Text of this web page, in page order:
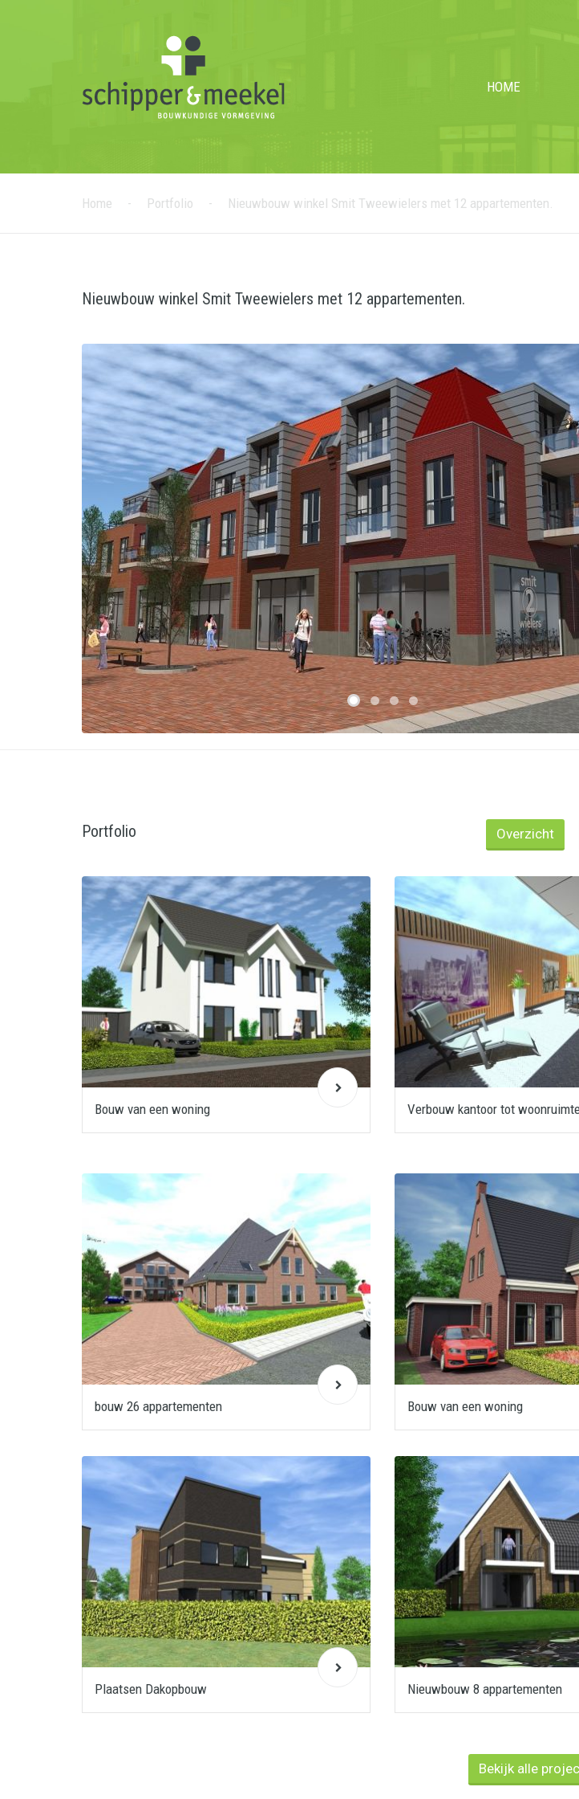
HOME
Home - Portfolio - Nieuwbouw winkel Smit Tweewielers met 12 appartementen.
Nieuwbouw winkel Smit Tweewielers met 12 appartementen.
Portfolio Overzicht
Bouw van een woning Verbouw kantoor tot
bouw 26 appartementen Bouw van een woning
Plaatsen Dakopbouw Nieuwbouw 8 appartementen
Bekijk alle